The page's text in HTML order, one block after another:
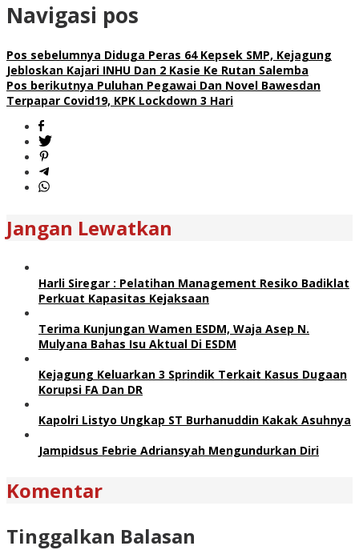
Navigasi pos
Pos sebelumnya Diduga Peras 64 Kepsek SMP, Kejagung
Jebloskan Kajari INHU Dan 2 Kasie Ke Rutan Salemba
Pos berikutnya Puluhan Pegawai Dan Novel Bawesdan
Terpapar Covid19, KPK Lockdown 3 Hari
Jangan Lewatkan
Harli Siregar : Pelatihan Management Resiko Badiklat
Perkuat Kapasitas Kejaksaan
Terima Kunjungan Wamen ESDM, Waja Asep N.
Mulyana Bahas Isu Aktual Di ESDM
Kejagung Keluarkan 3 Sprindik Terkait Kasus Dugaan
Korupsi FA Dan DR
Kapolri Listyo Ungkap ST Burhanuddin Kakak Asuhnya
Jampidsus Febrie Adriansyah Mengundurkan Diri
Komentar
Tinggalkan Balasan